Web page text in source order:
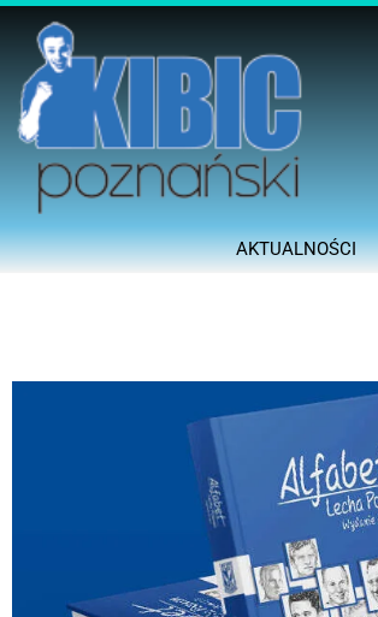
AKTUALNOŚCI